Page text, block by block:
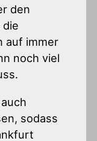
den
auf immer
noch viel
sodass